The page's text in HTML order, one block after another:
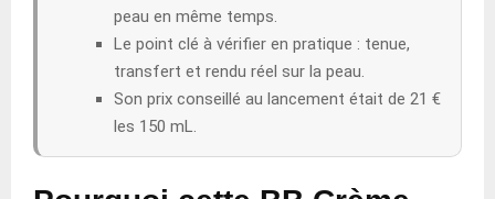
peau en même temps.
Le point clé à vérifier en pratique : tenue,
transfert et rendu réel sur la peau.
Son prix conseillé au lancement était de 21 €
les 150 mL.